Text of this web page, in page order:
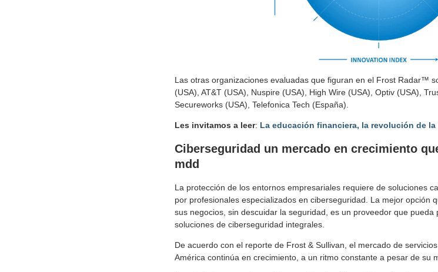
Las otras organizaciones evaluadas que figuran en el Frost Radar™
(USA), AT&T (USA), Nuspire (USA), High Wire (USA), Optiv (USA),
Secureworks (USA), Telefonica Tech (España).
Les invitamos a leer: La educación financiera, la revolución de la
Ciberseguridad un mercado en crecimiento
mdd
La protección de los entornos empresariales requiere de soluciones
por profesionales especializados en ciberseguridad. La mejor opción
sus negocios, sin descuidar la seguridad, es un proveedor que
soluciones de ciberseguridad integrales.
De acuerdo con el reporte de Frost & Sullivan, el mercado de
América continúa en crecimiento, a un ritmo constante a pesar de su